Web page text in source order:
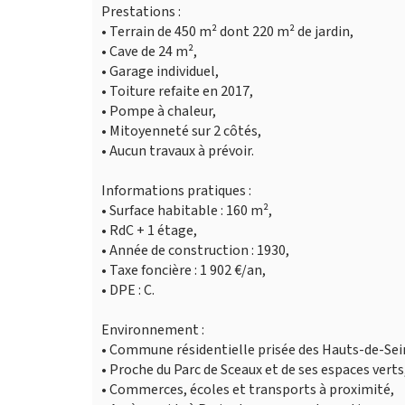
Prestations :
• Terrain de 450 m² dont 220 m² de jardin,
• Cave de 24 m²,
• Garage individuel,
• Toiture refaite en 2017,
• Pompe à chaleur,
• Mitoyenneté sur 2 côtés,
• Aucun travaux à prévoir.
Informations pratiques :
• Surface habitable : 160 m²,
• RdC + 1 étage,
• Année de construction : 1930,
• Taxe foncière : 1 902 €/an,
• DPE : C.
Environnement :
• Commune résidentielle prisée des Hauts-de-
• Proche du Parc de Sceaux et de ses espaces
• Commerces, écoles et transports à proximité,